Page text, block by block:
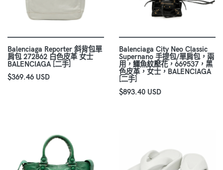
Balenciaga Reporter 斜背包單
肩包 272862 白色皮革 女士
BALENCIAGA [二手]
$369.46 USD
Balenciaga City Neo Classic
Supernano 手提包/單肩包，兩
用，鱷魚紋壓花，669537，黑
色皮革，女士，BALENCIAGA
[二手]
$893.40 USD